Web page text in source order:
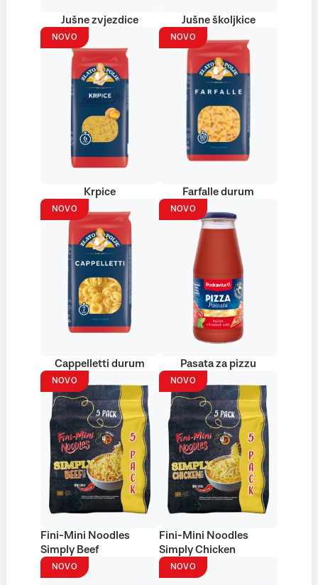
Jušne zvjezdice Jušne školjkice
NOVO
Krpice
NOVO
Farfalle durum
NOVO
Cappelletti durum
NOVO
Pasata za pizzu
NOVO
Fini-Mini Noodles
Simply Beef
NOVO
Fini-Mini Noodles
Simply Chicken
NOVO NOVO